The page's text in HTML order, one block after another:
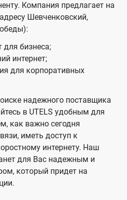
Компания предлагает на
Шевченковский,
для бизнеса;
интернет;
для корпоративных
надежного поставщика
в UTELS удобным для
как важно сегодня
иметь доступ к
интернету. Наш
для Вас надежным и
который придет на